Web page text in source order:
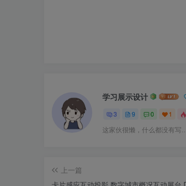
学习展示设计
3 9 0 1
这家伙很懒，什么都没有写...
上一篇